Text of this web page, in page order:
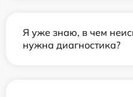
Я уже знаю, в чем
нужна диагностика?